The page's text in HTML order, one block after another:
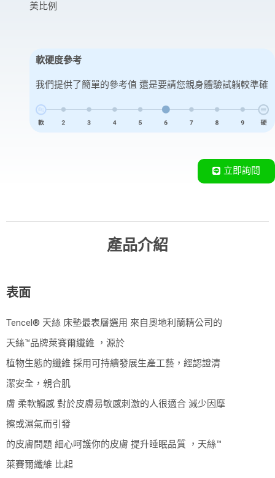
美比例
軟硬度參考
我們提供了簡單的參考值 還是要請您親身體驗試躺較準確
立即詢問
產品介紹
表面
Tencel® 天絲 床墊最表層選用 來自奧地利蘭精公司的
天絲™品牌萊賽爾纖維 ，源於
植物生態的纖維 採用可持續發展生產工藝，經認證清
潔安全，親合肌
膚 柔軟觸感 對於皮膚易敏感刺激的人很適合 減少因摩
擦或濕氣而引發
的皮膚問題 細心呵護你的皮膚 提升睡眠品質 ，天絲™
萊賽爾纖維 比起